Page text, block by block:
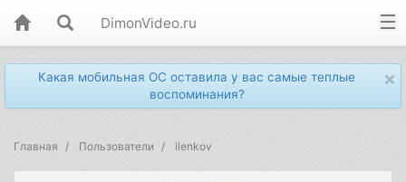
DimonVideo.ru
×
Какая мобильная ОС оставила у вас самые теплые
воспоминания?
Главная Пользователи ilenkov